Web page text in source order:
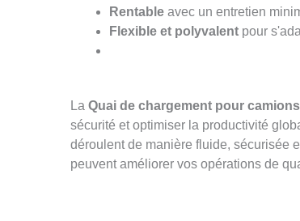
Rentable avec un entretien
Flexible et polyvalent pour
La Quai de chargement pour camions
sécurité et optimiser la productivité
déroulent de manière fluide, sécurisée
peuvent améliorer vos opérations de